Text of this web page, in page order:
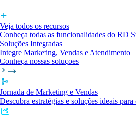
Veja todos os recursos
Conheça todas as funcionalidades do RD
Soluções Integradas
Integre Marketing, Vendas e Atendimento
Conheça nossas soluções
Jornada de Marketing e Vendas
Descubra estratégias e soluções ideais